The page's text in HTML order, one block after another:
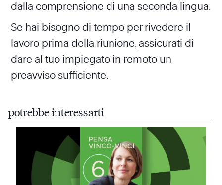
dalla comprensione di una seconda lingua.
Se hai bisogno di tempo per rivedere il
lavoro prima della riunione, assicurati di
dare al tuo impiegato in remoto un
preavviso sufficiente.
potrebbe interessarti